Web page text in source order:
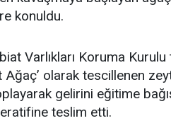
konuldu.
Varlıkları Koruma
Ağaç’ olarak tescillenen
gelirini eğitime
teslim etti.